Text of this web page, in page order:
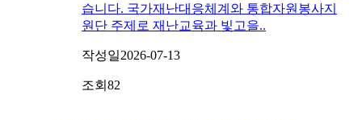
습니다. 국가재난대응체계와 통합자원봉사지
원단 주제로 재난교육과 빛고을..
작성일2026-07-13
조회 82